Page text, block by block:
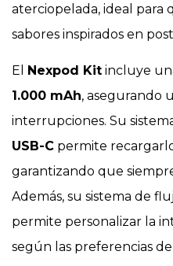
aterciopelada, ideal para
sabores inspirados en
El Nexpod Kit incluye
1.000 mAh, asegurando
interrupciones. Su
USB-C permite
garantizando que
Además, su sistema de
permite personalizar la
según las preferencias